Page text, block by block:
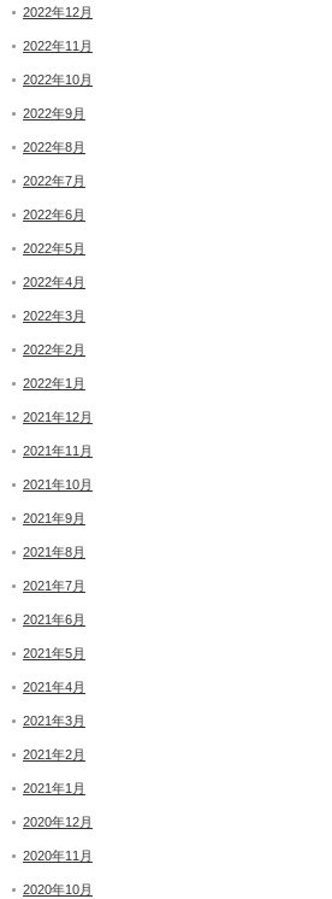
2022年12月
2022年11月
2022年10月
2022年9月
2022年8月
2022年7月
2022年6月
2022年5月
2022年4月
2022年3月
2022年2月
2022年1月
2021年12月
2021年11月
2021年10月
2021年9月
2021年8月
2021年7月
2021年6月
2021年5月
2021年4月
2021年3月
2021年2月
2021年1月
2020年12月
2020年11月
2020年10月